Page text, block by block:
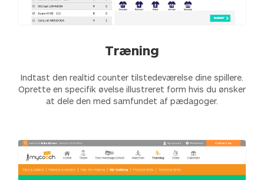
Træning
Indtast den realtid counter tilstedeværelse dine spillere.
Oprette en specifik øvelse illustreret form hvis du ønsker
at dele den med samfundet af pædagoger.